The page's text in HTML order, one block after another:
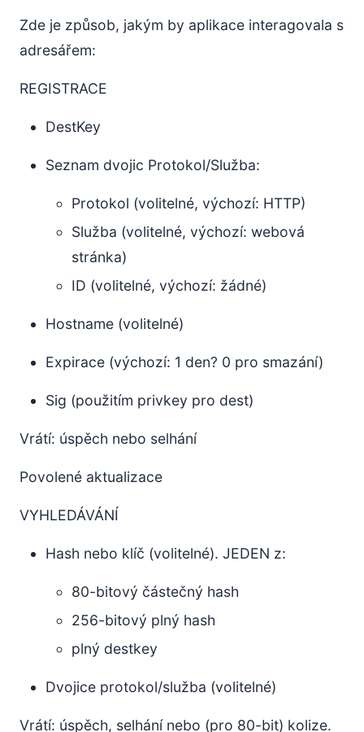
Zde je způsob, jakým by aplikace interagovala s
adresářem:
REGISTRACE
DestKey
Seznam dvojic Protokol/Služba:
Protokol (volitelné, výchozí: HTTP)
Služba (volitelné, výchozí: webová
stránka)
ID (volitelné, výchozí: žádné)
Hostname (volitelné)
Expirace (výchozí: 1 den? 0 pro smazání)
Sig (použitím privkey pro dest)
Vrátí: úspěch nebo selhání
Povolené aktualizace
VYHLEDÁVÁNÍ
Hash nebo klíč (volitelné). JEDEN z:
80-bitový částečný hash
256-bitový plný hash
plný destkey
Dvojice protokol/služba (volitelné)
Vrátí: úspěch, selhání nebo (pro 80-bit) kolize.